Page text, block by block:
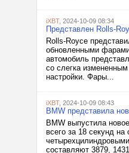
iXBT, 2024-10-09 08:34
Представлен Rolls-
Rolls-Royce
обновленными
автомобиль
со слегка
настройки. Фары...
iXBT, 2024-10-09 08:43
BMW представила
BMW выпустила
всего за 18 секунд
составляют 3879,